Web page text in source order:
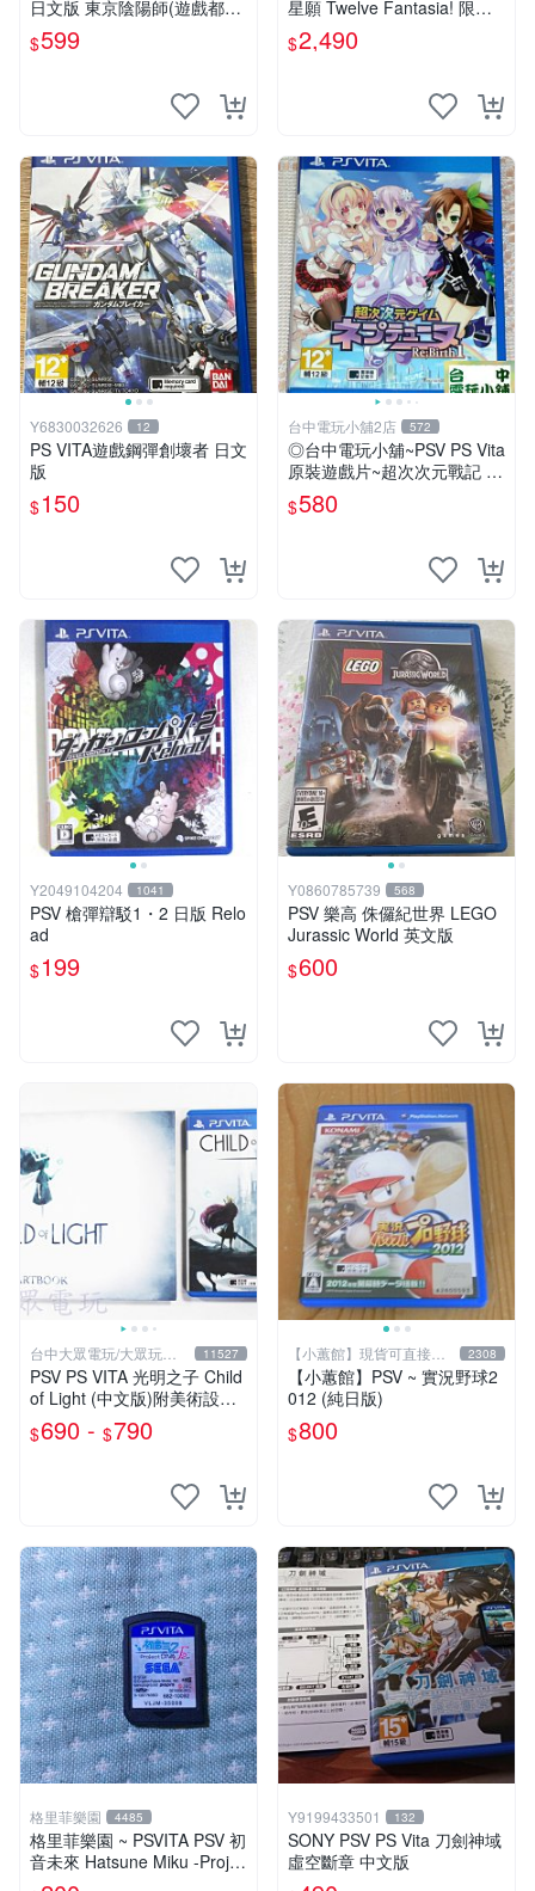
日文版 東京陰陽師(遊戲都有
回收)
$599
星願 Twelve Fantasia! 限定
版 純日版 日文版 特裝版
$2,490
Y6830032626 12
PS VITA遊戲鋼彈創壞者 日文
版
$150
台中電玩小舖2店 572
◎台中電玩小舖~PSV PS Vita
原裝遊戲片~超次次元戰記 戰
$580
Y2049104204 1041
PSV 槍彈辯駁1・2 日版 Relo
ad
$199
Y0860785739 568
PSV 樂高 侏儸紀世界 LEGO
Jurassic World 英文版
$600
台中大眾電玩/大眾玩具
店
11527
PSV PS VITA 光明之子 Child
of Light (中文版)附美術設定
集(二手商品)【台中大眾電
玩】
$690 - $790
【小蕙館】現貨可直接下
標
2308
【小蕙館】PSV ~ 實況野球2
012 (純日版)
$800
格里菲樂園 4485
格里菲樂園 ~ PSVITA PSV 初
音未來 Hatsune Miku -Projec
t DIVA-F 2nd 日版
Y9199433501 132
SONY PSV PS Vita 刀劍神域
虛空斷章 中文版